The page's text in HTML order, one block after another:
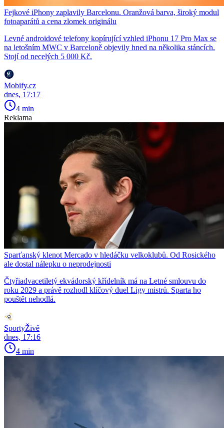
Fejkové iPhony zaplavily Barcelonu. Oranžová barva, široký modul
fotoaparátů a cena zlomek originálu
Levné androidové telefony kopírující vzhled iPhonu 17 Pro Max se
na letošním MWC v Barceloně objevily hned na několika stáncích.
Stojí od necelých 5 000 Kč.
Mobify.cz
dnes, 17:17
4 min
Reklama
Sparťanský klenot Mercado v hledáčku velkoklubů. Od Rosického
ale dostal nálepku o neprodejnosti
Čtyřiadvacetiletý ekvádorský křídelník má na Letné smlouvu do
roku 2029 a právě rozhodl klíčový duel Ligy mistrů. Sparta ho
pouštět nehodlá.
SportyŽivě
dnes, 17:16
4 min